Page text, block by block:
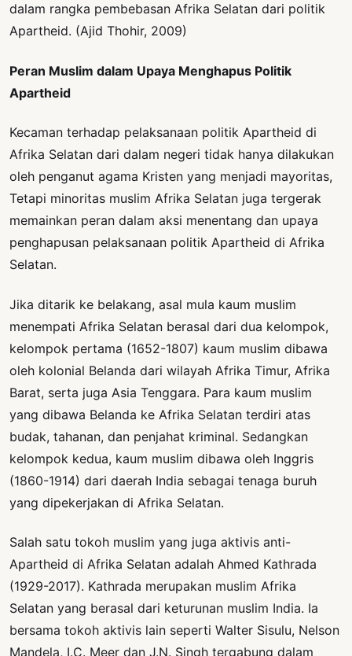
dalam rangka pembebasan Afrika Selatan dari politik
Apartheid. (Ajid Thohir, 2009)
Peran Muslim dalam Upaya Menghapus Politik
Apartheid
Kecaman terhadap pelaksanaan politik Apartheid di
Afrika Selatan dari dalam negeri tidak hanya dilakukan
oleh penganut agama Kristen yang menjadi mayoritas,
Tetapi minoritas muslim Afrika Selatan juga tergerak
memainkan peran dalam aksi menentang dan upaya
penghapusan pelaksanaan politik Apartheid di Afrika
Selatan.
Jika ditarik ke belakang, asal mula kaum muslim
menempati Afrika Selatan berasal dari dua kelompok,
kelompok pertama (1652-1807) kaum muslim dibawa
oleh kolonial Belanda dari wilayah Afrika Timur, Afrika
Barat, serta juga Asia Tenggara. Para kaum muslim
yang dibawa Belanda ke Afrika Selatan terdiri atas
budak, tahanan, dan penjahat kriminal. Sedangkan
kelompok kedua, kaum muslim dibawa oleh Inggris
(1860-1914) dari daerah India sebagai tenaga buruh
yang dipekerjakan di Afrika Selatan.
Salah satu tokoh muslim yang juga aktivis anti-
Apartheid di Afrika Selatan adalah Ahmed Kathrada
(1929-2017). Kathrada merupakan muslim Afrika
Selatan yang berasal dari keturunan muslim India. Ia
bersama tokoh aktivis lain seperti Walter Sisulu, Nelson
Mandela, I.C. Meer dan J.N. Singh tergabung dalam